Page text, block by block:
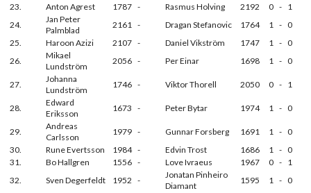
23.
Anton Agrest 1787 - Rasmus Holving 2192 0 - 1
24.
Jan Peter
Palmblad
2161 - Dragan Stefanovic 1764 1 - 0
25.
Haroon Azizi 2107 - Daniel Vikström 1747 1 - 0
26.
Mikael
Lundström
2056 - Per Einar 1698 1 - 0
27.
Johanna
Lundström
1746 - Viktor Thorell 2050 0 - 1
28.
Edward
Eriksson
1673 - Peter Bytar 1974 1 - 0
29.
Andreas
Carlsson
1979 - Gunnar Forsberg 1691 1 - 0
30.
Rune Evertsson 1984 - Edvin Trost 1686 1 - 0
31.
Bo Hallgren 1556 - Love Ivraeus 1967 0 - 1
32.
Sven Degerfeldt 1952 -
Jonatan Pinheiro
Diamant
1595 1 - 0